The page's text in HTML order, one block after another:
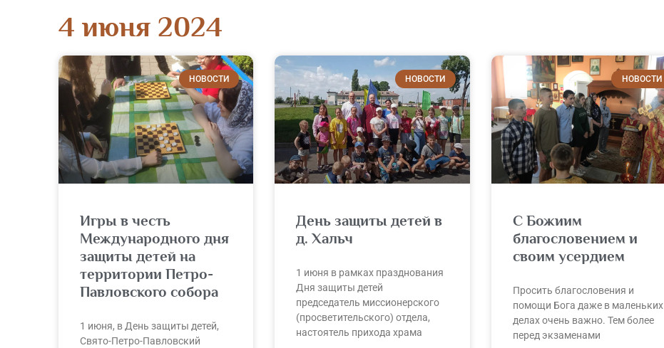
4 июня 2024
НОВОСТИ
Игры в честь
Международного дня
защиты детей на
территории Петро-
Павловского собора
1 июня, в День защиты детей,
Свято-Петро-Павловский
НОВОСТИ
День защиты детей в
д. Хальч
1 июня в рамках празднования
Дня защиты детей
председатель миссионерского
(просветительского) отдела,
настоятель прихода храма
НОВОСТИ
С Божиим
благословением и
своим усердием
Просить благословения и
помощи Бога даже в маленьких
делах очень важно. Тем более
перед экзаменами